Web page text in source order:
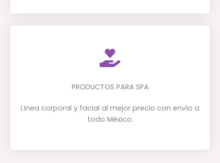
PRODUCTOS PARA SPA
Línea corporal y facial al mejor precio con envío a
todo México.